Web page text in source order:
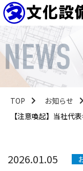
TOP
お知らせ
【注意喚起】当社代
2026.01.05